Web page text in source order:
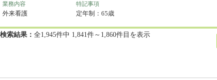
業務内容
外来看護
特記事項
定年制：65歳
検索結果： 全1,945件中 1,841件～1,860件目を表示